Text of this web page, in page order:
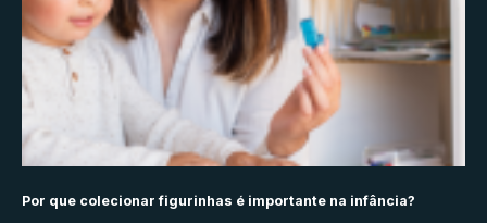
Por que colecionar figurinhas é importante na infância?